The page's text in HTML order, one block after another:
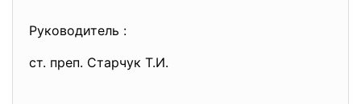
Руководитель :
ст. преп. Старчук Т.И.